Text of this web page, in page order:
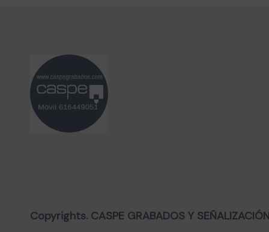
Copyrights. CASPE GRABADOS Y